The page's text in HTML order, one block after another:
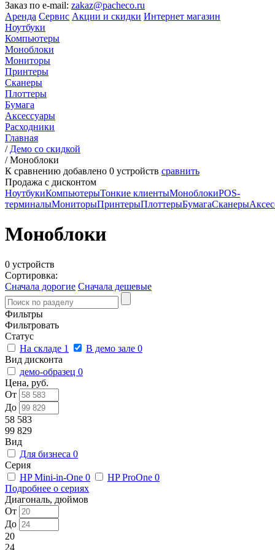
Заказ по e-mail: zakaz@pacheco.ru
Аренда Сервис Акции и скидки Интернет магазин
Ноутбуки
Компьютеры
Моноблоки
Мониторы
Принтеры
Сканеры
Плоттеры
Бумага
Аксессуары
Расходники
Главная
/ Демо со скидкой
/Моноблоки
К сравнению добавлено 0 устройств сравнить
Продажа с дисконтом
НоутбукиКомпьютерыТонкие клиентыМоноблокиPOS-
терминалыМониторыПринтерыПлоттерыБумагаСканеры
Моноблоки
0 устройств
Сортировка:
Сначала дорогие Сначала дешевые
Фильтры
Фильтровать
Статус
На складе 1 В демо зале 0
Вид дисконта
демо-образец 0
Цена, руб.
От
До
58 583
99 829
Вид
Для бизнеса 0
Серия
HP Mini-in-One 0 HP ProOne 0
Подробнее о сериях
Диагональ, дюймов
От
До
20
24